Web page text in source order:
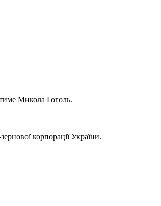
Микола Гоголь.
корпорації України.